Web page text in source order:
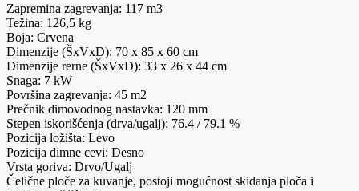
Zapremina zagrevanja: 117 m3
Težina: 126,5 kg
Boja: Crvena
Dimenzije (ŠxVxD): 70 x 85 x 60 cm
Dimenzije rerne (ŠxVxD): 33 x 26 x 44 cm
Snaga: 7 kW
Površina zagrevanja: 45 m2
Prečnik dimovodnog nastavka: 120 mm
Stepen iskorišćenja (drva/ugalj): 76.4 / 79.1 %
Pozicija ložišta: Levo
Pozicija dimne cevi: Desno
Vrsta goriva: Drvo/Ugalj
Čelične ploče za kuvanje, postoji mogućnost skidanja ploča i